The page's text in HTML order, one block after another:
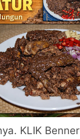
KLIK Benner